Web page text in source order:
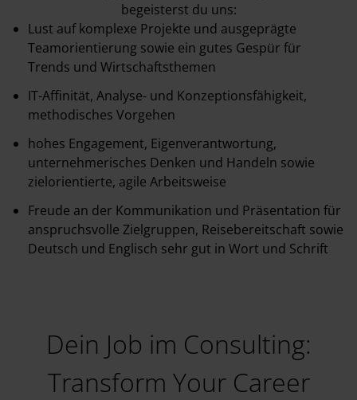
begeisterst du uns:
Lust auf komplexe Projekte und ausgeprägte
Teamorientierung sowie ein gutes Gespür für
Trends und Wirtschaftsthemen
IT-Affinität, Analyse- und Konzeptionsfähigkeit,
methodisches Vorgehen
hohes Engagement, Eigenverantwortung,
unternehmerisches Denken und Handeln sowie
zielorientierte, agile Arbeitsweise
Freude an der Kommunikation und Präsentation für
anspruchsvolle Zielgruppen, Reisebereitschaft sowie
Deutsch und Englisch sehr gut in Wort und Schrift
Dein Job im Consulting:
Transform Your Career